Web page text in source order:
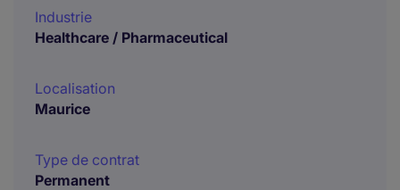
Industrie
Healthcare / Pharmaceutical
Localisation
Maurice
Type de contrat
Permanent